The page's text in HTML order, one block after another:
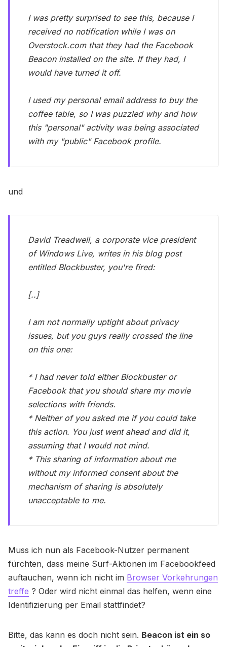
I was pretty surprised to see this, because I
received no notification while I was on
Overstock.com that they had the Facebook
Beacon installed on the site. If they had, I
would have turned it off.
I used my personal email address to buy the
coffee table, so I was puzzled why and how
this "personal" activity was being associated
with my "public" Facebook profile.
und
David Treadwell, a corporate vice president
of Windows Live, writes in his blog post
entitled Blockbuster, you're fired:
[..]
I am not normally uptight about privacy
issues, but you guys really crossed the line
on this one:
* I had never told either Blockbuster or
Facebook that you should share my movie
selections with friends.
* Neither of you asked me if you could take
this action. You just went ahead and did it,
assuming that I would not mind.
* This sharing of information about me
without my informed consent about the
mechanism of sharing is absolutely
unacceptable to me.
Muss ich nun als Facebook-Nutzer permanent
fürchten, dass meine Surf-Aktionen im Facebookfeed
auftauchen, wenn ich nicht im Browser Vorkehrungen
treffe ? Oder wird nicht einmal das helfen, wenn eine
Identifizierung per Email stattfindet?
Bitte, das kann es doch nicht sein. Beacon ist ein so